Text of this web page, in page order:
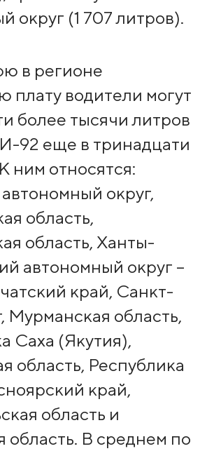
округ (1 707 литров).
в регионе
плату водители могут
более тысячи литров
92 еще в тринадцати
ним относятся:
округ,
область,
область, Ханты-
автономный округ –
край, Санкт-
Мурманская область,
Саха (Якутия),
область, Республика
край,
область и
область. В среднем по